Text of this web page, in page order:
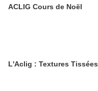
ACLIG Cours de Noël
L'Aclig : Textures Tissées